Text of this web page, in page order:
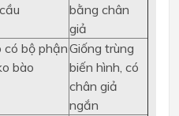
bằng chân
giả
có bộ phận
bào
Giống trùng
biến hình, có
chân giả
ngắn